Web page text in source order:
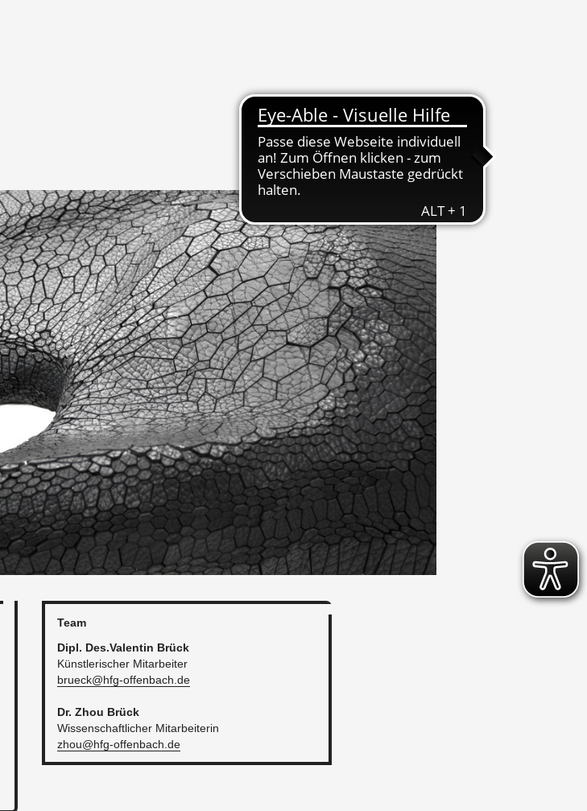
Team
Dipl. Des.​Valentin Brück
Künst­le­ri­scher Mit­ar­bei­ter
brueck@​hfg-​offenbach.​de
Dr. Zhou Brück
Wis­sen­schaft­li­cher Mit­ar­bei­te­rin
zhou@​hfg-​offenbach.​de